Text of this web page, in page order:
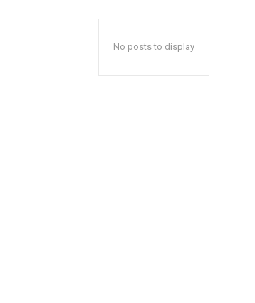
No posts to display